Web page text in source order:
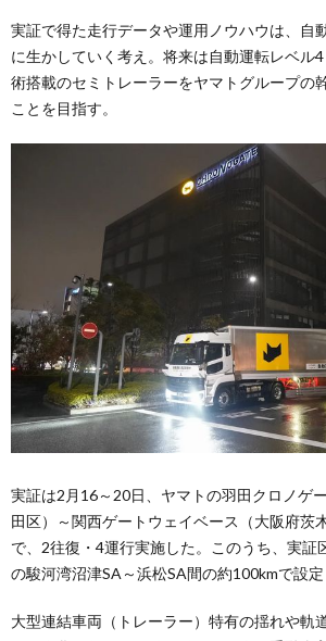
実証で得た走行データや運用ノウハウは、自
に生かしていく考え。将来は自動運転レベル
術搭載のセミトレーラーをヤマトグループの
ことを目指す。
実証は2月16～20日、ヤマトの羽田クロノゲ
田区）～関西ゲートウェイベース（大阪府茨
で、2往復・4運行実施した。このうち、実証
の駿河湾沼津SA～浜松SA間の約100kmで設定
大型連結車両（トレーラー）特有の揺れや軌